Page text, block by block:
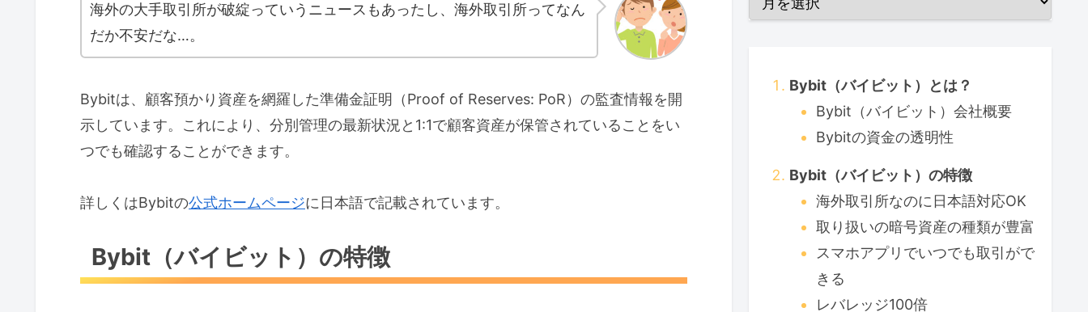
海外の大手取引所が破綻っていうニュースもあったし、海外取引所ってなん
だか不安だな…。
Bybitは、顧客預かり資産を網羅した準備金証明（Proof of Reserves: PoR）の監査情報を開
示しています。これにより、分別管理の最新状況と1:1で顧客資産が保管されていることをい
つでも確認することができます。
詳しくはBybitの公式ホームページに日本語で記載されています。
Bybit（バイビット）の特徴
Bybit（バイビット）とは？
Bybit（バイビット）会社概要
Bybitの資金の透明性
Bybit（バイビット）の特徴
海外取引所なのに日本語対応OK
取り扱いの暗号資産の種類が豊富
スマホアプリでいつでも取引がで
きる
レバレッジ100倍